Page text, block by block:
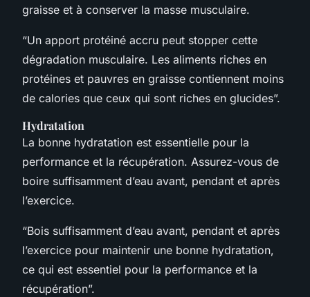
graisse et à conserver la masse musculaire.
“Un apport protéiné accru peut stopper cette
dégradation musculaire. Les aliments riches en
protéines et pauvres en graisse contiennent moins
de calories que ceux qui sont riches en glucides”.
Hydratation
La bonne hydratation est essentielle pour la
performance et la récupération. Assurez-vous de
boire suffisamment d’eau avant, pendant et après
l’exercice.
“Bois suffisamment d’eau avant, pendant et après
l’exercice pour maintenir une bonne hydratation,
ce qui est essentiel pour la performance et la
récupération”.